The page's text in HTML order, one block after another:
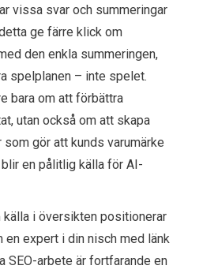
vissa svar och summeringar
ge färre klick om
den enkla summeringen,
spelplanen – inte spelet.
bara om att förbättra
utan också om att skapa
gör att kunds varumärke
en pålitlig källa för AI-
källa i översikten positionerar
en expert i din nisch med länk
SEO-arbete är fortfarande en